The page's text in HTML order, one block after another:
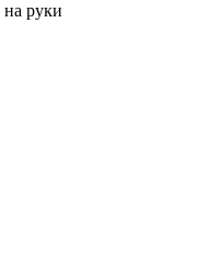
на руки